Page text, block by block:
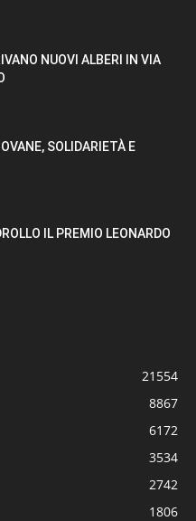
NUOVI ALBERI IN VIA
SOLIDARIETÀ E
IL PREMIO LEONARDO
21554
8867
6172
3534
2742
1806